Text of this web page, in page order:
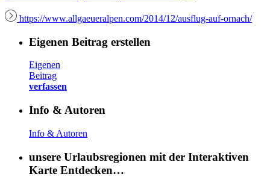
https://www.allgaeueralpen.com/2014/12/ausflug-auf-ornach/
Eigenen Beitrag erstellen
Eigenen
Beitrag
verfassen
Info & Autoren
Info & Autoren
unsere Urlaubsregionen mit der Interaktiven
Karte Entdecken…